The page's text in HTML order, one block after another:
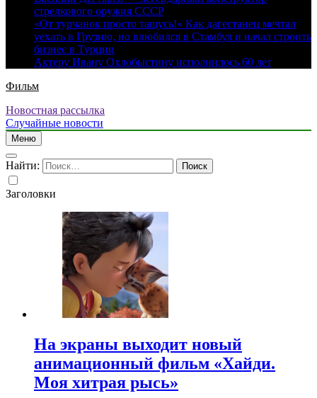
стрелкового оружия СССР
«От турчанок просто тащусь!» Как дагестанец мечтал
уехать в Грузию, но влюбился в Стамбул и начал строить
бизнес в Турции
Актеру Ивану Охлобыстину исполнилось 60 лет
Фильм
Новостная рассылка
Случайные новости
Меню
Найти:
Заголовки
На экраны выходит новый
анимационный фильм «Хайди.
Моя хитрая рысь»